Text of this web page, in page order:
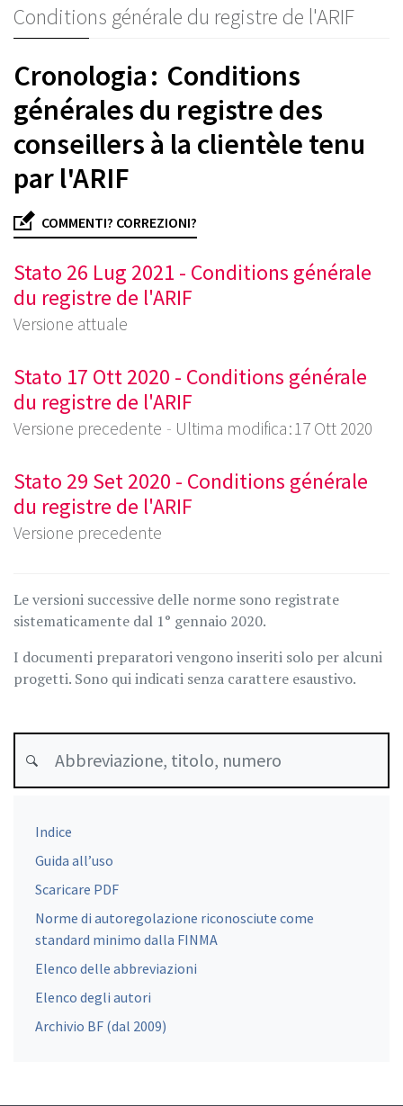
Conditions générale du registre de l'ARIF
Cronologia : Conditions
générales du registre des
conseillers à la clientèle tenu
par l'ARIF
COMMENTI? CORREZIONI?
Stato 26 Lug 2021 - Conditions générale
du registre de l'ARIF
Versione attuale
Stato 17 Ott 2020 - Conditions générale
du registre de l'ARIF
Versione precedente Ultima modifica : 17 Ott 2020
Stato 29 Set 2020 - Conditions générale
du registre de l'ARIF
Versione precedente
Le versioni successive delle norme sono registrate
sistematicamente dal 1° gennaio 2020.
I documenti preparatori vengono inseriti solo per alcuni
progetti. Sono qui indicati senza carattere esaustivo.
Indice
Guida all’uso
Scaricare PDF
Norme di autoregolazione riconosciute come
standard minimo dalla FINMA
Elenco delle abbreviazioni
Elenco degli autori
Archivio BF (dal 2009)